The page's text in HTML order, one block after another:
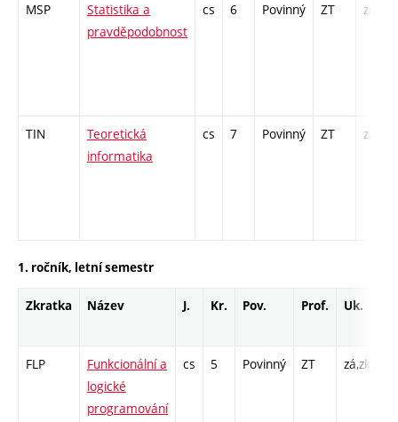
MSP
Statistika a
pravděpodobnost
cs 6 Povinný ZT zá,zk
TIN
Teoretická
informatika
cs 7 Povinný ZT zá,zk
1. ročník, letní semestr
Zkratka Název J. Kr. Pov. Prof. Uk.
FLP
Funkcionální a
logické
programování
cs 5 Povinný ZT zá,zk